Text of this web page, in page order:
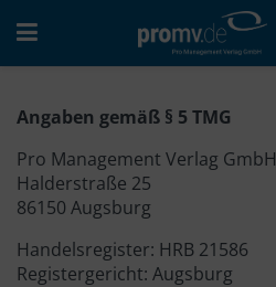
Angaben gemäß § 5 TMG
Pro Management Verlag GmbH
Halderstraße 25
86150 Augsburg
Handelsregister: HRB 21586
Registergericht: Augsburg